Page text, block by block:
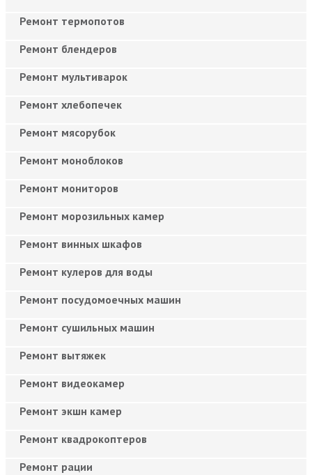
Ремонт термопотов
Ремонт блендеров
Ремонт мультиварок
Ремонт хлебопечек
Ремонт мясорубок
Ремонт моноблоков
Ремонт мониторов
Ремонт морозильных камер
Ремонт винных шкафов
Ремонт кулеров для воды
Ремонт посудомоечных машин
Ремонт сушильных машин
Ремонт вытяжек
Ремонт видеокамер
Ремонт экшн камер
Ремонт квадрокоптеров
Ремонт рации